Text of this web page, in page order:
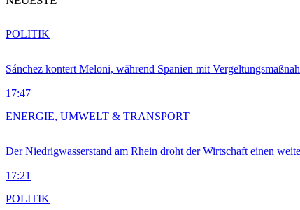
Sánchez kontert Meloni, während Spanien mit
17:47
POLITIK
Der Niedrigwasserstand am Rhein droht der Wirtschaft einen
17:21
ENERGIE, UMWELT & TRANSPORT
POLITIK